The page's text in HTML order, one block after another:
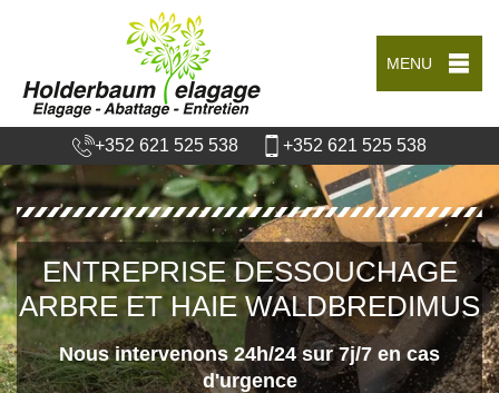
MENU
+352 621 525 538 +352 621 525 538
ENTREPRISE DESSOUCHAGE
ARBRE ET HAIE WALDBREDIMUS
Nous intervenons 24h/24 sur 7j/7 en cas
d'urgence